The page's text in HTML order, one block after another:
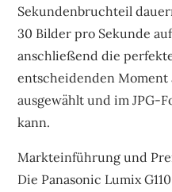
Sekundenbruchteil
30 Bilder pro Sekunde
anschließend die
entscheidenden Moment
ausgewählt und im JPG-
kann.
Markteinführung und
Die Panasonic Lumix